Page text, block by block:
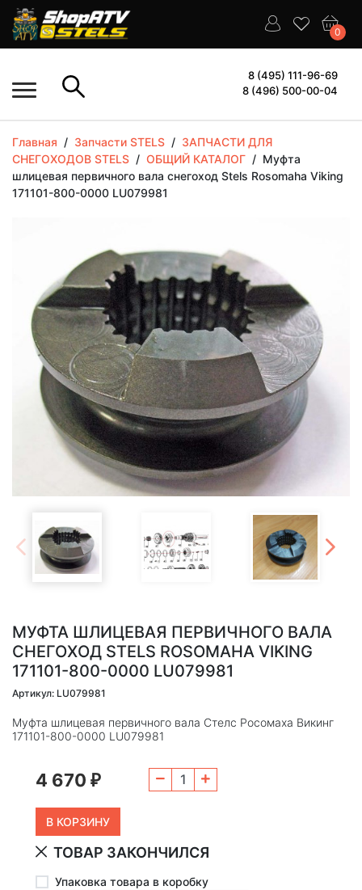
0
8 (495) 111-96-69
8 (496) 500-00-04
Главная / Запчасти STELS / ЗАПЧАСТИ ДЛЯ
СНЕГОХОДОВ STELS / ОБЩИЙ КАТАЛОГ / Муфта
шлицевая первичного вала снегоход Stels Rosomaha Viking
171101-800-0000 LU079981
МУФТА ШЛИЦЕВАЯ ПЕРВИЧНОГО ВАЛА
СНЕГОХОД STELS ROSOMAHA VIKING
171101-800-0000 LU079981
Артикул: LU079981
Муфта шлицевая первичного вала Стелс Росомаха Викинг
171101-800-0000 LU079981
4 670 ₽
ТОВАР ЗАКОНЧИЛСЯ
Упаковка товара в коробку